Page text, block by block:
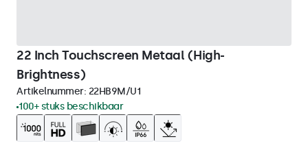
22 Inch Touchscreen Metaal (High-
Brightness)
Artikelnummer: 22HB9M/U1
100+ stuks beschikbaar